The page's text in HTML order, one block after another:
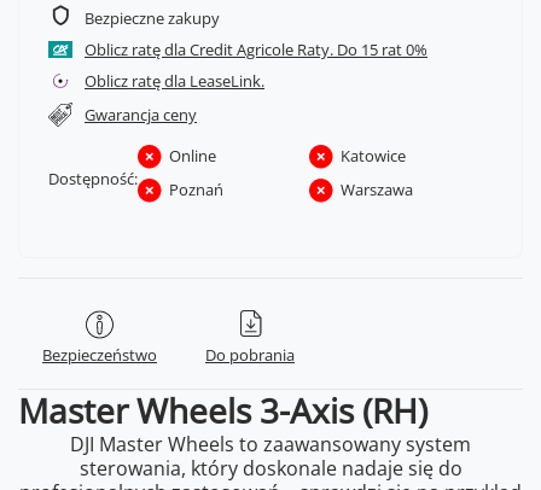
Bezpieczne zakupy
Oblicz ratę dla Credit Agricole Raty.
Oblicz ratę dla LeaseLink.
Gwarancja ceny
Dostępność:
Online
Katowice
Poznań
Warszawa
Bezpieczeństwo Do pobrania
Master Wheels 3-Axis (RH)
DJI Master Wheels to zaawansowany system
sterowania, który doskonale nadaje się do